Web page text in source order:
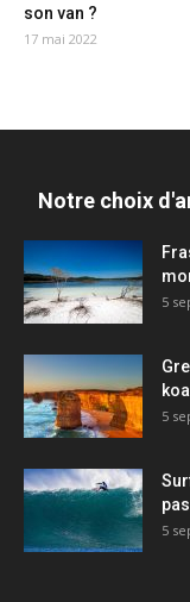
son van ?
17 mai 2022
Notre choix
5
5
5